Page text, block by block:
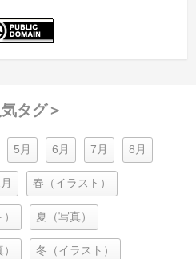
タグ＞
5月 6月 7月 8月
春（イラスト）
夏（写真）
冬（イラスト）